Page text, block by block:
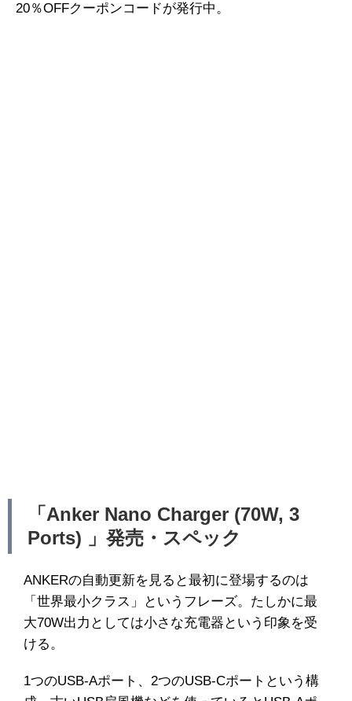
20％OFFクーポンコードが発行中。
「Anker Nano Charger (70W, 3
Ports) 」発売・スペック
ANKERの自動更新を見ると最初に登場するのは
「世界最小クラス」というフレーズ。たしかに最
大70W出力としては小さな充電器という印象を受
ける。
1つのUSB-Aポート、2つのUSB-Cポートという構